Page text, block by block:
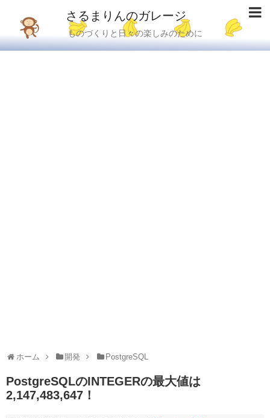
さるまりんのガレージ
ものづくりと日々の楽しみのために
ホーム 開発 PostgreSQL
PostgreSQLのINTEGERの最大値は
2,147,483,647！